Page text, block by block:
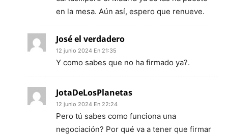
en la mesa. Aún así, espero que renueve.
José el verdadero
12 junio 2024 En 21:35
Y como sabes que no ha firmado ya?.
JotaDeLosPlanetas
12 junio 2024 En 22:24
Pero tú sabes como funciona una
negociación? Por qué va a tener que firmar